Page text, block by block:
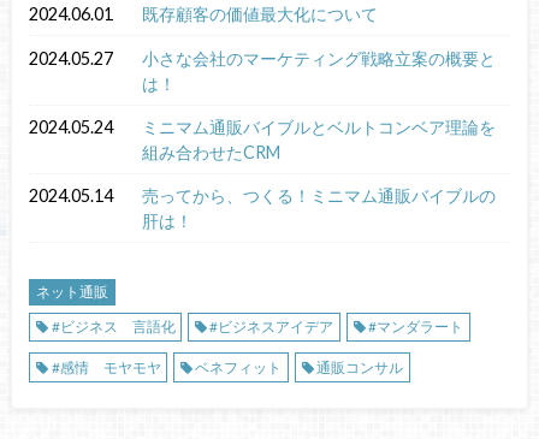
2024.06.01 既存顧客の価値最大化について
2024.05.27
小さな会社のマーケティング戦略立案の概要と
は！
2024.05.24
ミニマム通販バイブルとベルトコンベア理論を
組み合わせたCRM
2024.05.14
売ってから、つくる！ミニマム通販バイブルの
肝は！
ネット通販
#ビジネス 言語化
#ビジネスアイデア #マンダラート
#感情 モヤモヤ ベネフィット 通販コンサル